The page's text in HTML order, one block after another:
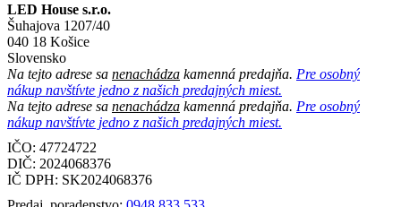
LED House s.r.o.
Šuhajova 1207/40
040 18 Košice
Slovensko
Na tejto adrese sa nenachádza kamenná predajňa. Pre osobný
nákup navštívte jedno z našich predajných miest.
Na tejto adrese sa nenachádza kamenná predajňa. Pre osobný
nákup navštívte jedno z našich predajných miest.
IČO: 47724722
DIČ: 2024068376
IČ DPH: SK2024068376